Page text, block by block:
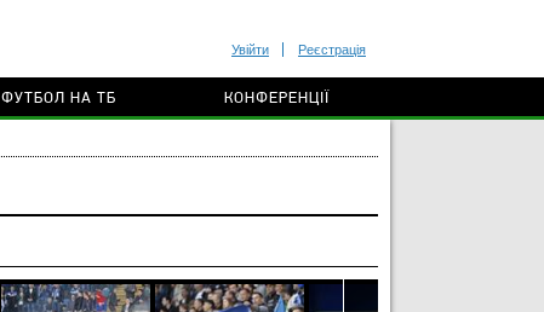
Увійти Реєстрація
ФУТБОЛ НА ТБ КОНФЕРЕНЦІЇ